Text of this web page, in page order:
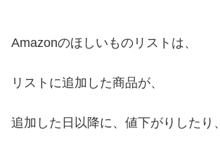
Amazonのほしいものリストは、
リストに追加した商品が、
追加した日以降に、値下がりしたり、